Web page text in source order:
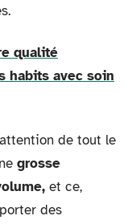
qualité
habits avec soin
de tout le
grosse
et ce,
des